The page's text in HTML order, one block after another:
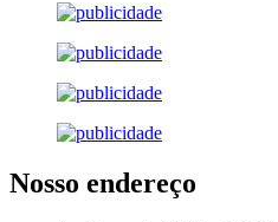
Nosso endereço